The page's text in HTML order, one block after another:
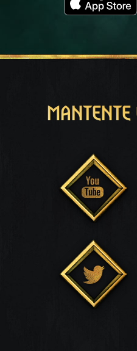
MANTENTE